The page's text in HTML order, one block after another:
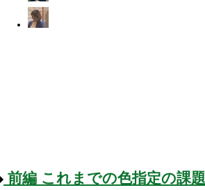
前編 これまでの色指定の課